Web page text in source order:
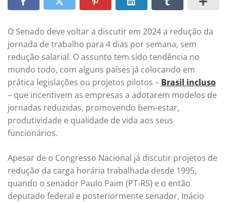
O Senado deve voltar a discutir em 2024 a redução da
jornada de trabalho para 4 dias por semana, sem
redução salarial. O assunto tem sido tendência no
mundo todo, com alguns países já colocando em
prática legislações ou projetos pilotos – Brasil incluso
– que incentivem as empresas a adotarem modelos de
jornadas reduzidas, promovendo bem-estar,
produtividade e qualidade de vida aos seus
funcionários.
Apesar de o Congresso Nacional já discutir projetos de
redução da carga horária trabalhada desde 1995,
quando o senador Paulo Paim (PT-RS) e o então
deputado federal e posteriormente senador, Inácio